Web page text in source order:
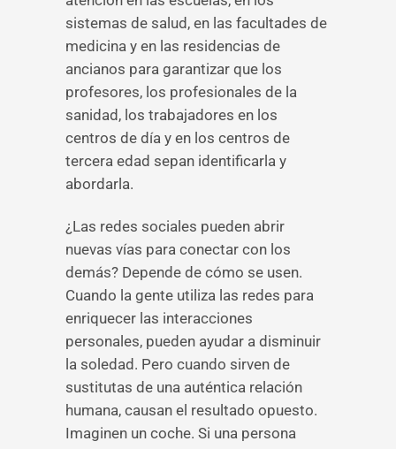
sistemas de salud, en las facultades de
medicina y en las residencias de
ancianos para garantizar que los
profesores, los profesionales de la
sanidad, los trabajadores en los
centros de día y en los centros de
tercera edad sepan identificarla y
abordarla.
¿Las redes sociales pueden abrir
nuevas vías para conectar con los
demás? Depende de cómo se usen.
Cuando la gente utiliza las redes para
enriquecer las interacciones
personales, pueden ayudar a disminuir
la soledad. Pero cuando sirven de
sustitutas de una auténtica relación
humana, causan el resultado opuesto.
Imaginen un coche. Si una persona